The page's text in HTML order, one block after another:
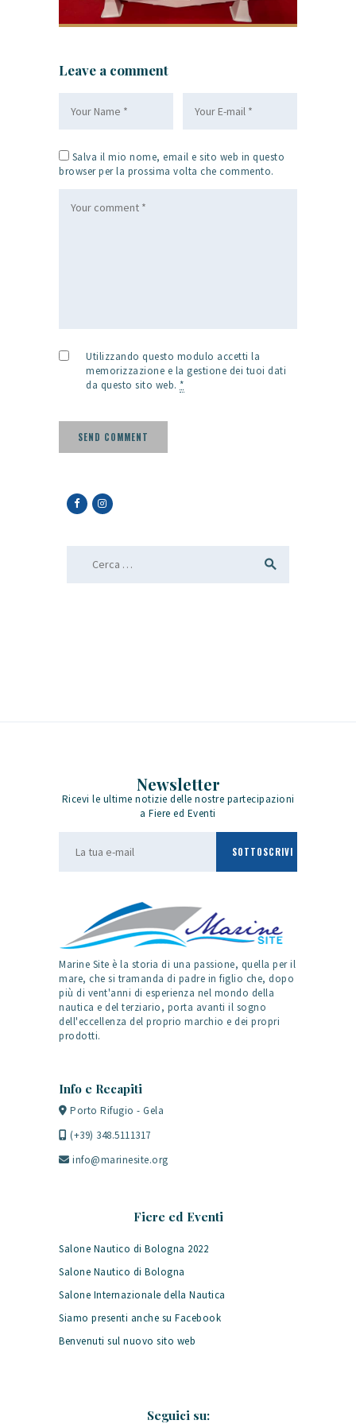
Leave a comment
Salva il mio nome, email e sito web in questo
browser per la prossima volta che commento.
Utilizzando questo modulo accetti la
memorizzazione e la gestione dei tuoi dati
da questo sito web. *
Newsletter
Ricevi le ultime notizie delle nostre partecipazioni
a Fiere ed Eventi
Marine Site è la storia di una passione, quella per il
mare, che si tramanda di padre in figlio che, dopo
più di vent'anni di esperienza nel mondo della
nautica e del terziario, porta avanti il sogno
dell'eccellenza del proprio marchio e dei propri
prodotti.
Info e Recapiti
Porto Rifugio - Gela
(+39) 348.5111317
info@marinesite.org
Fiere ed Eventi
Salone Nautico di Bologna 2022
Salone Nautico di Bologna
Salone Internazionale della Nautica
Siamo presenti anche su Facebook
Benvenuti sul nuovo sito web
Seguici su: